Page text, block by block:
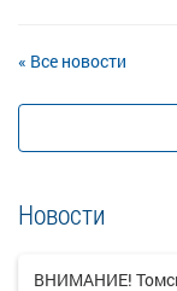
« Все новости
Новости
ВНИМАНИЕ! Томск